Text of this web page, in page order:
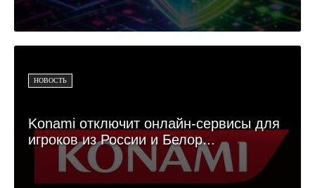
НОВОСТЬ
Konami отключит онлайн-сервисы для
игроков из России и Белор...